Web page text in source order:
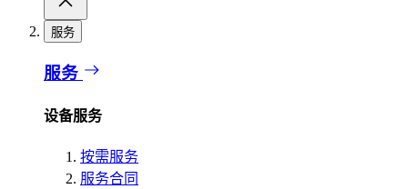
服务
服务
设备服务
按需服务
服务合同